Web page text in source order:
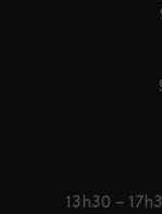
13h30 –